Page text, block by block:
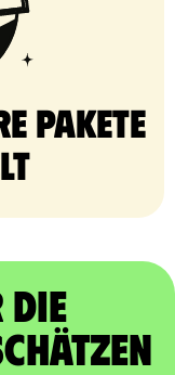
Pakete